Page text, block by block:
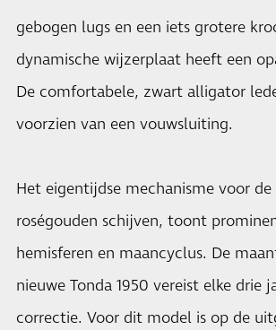
gebogen lugs en een iets grotere
dynamische wijzerplaat heeft een
De comfortabele, zwart alligator
voorzien van een vouwsluiting.
Het eigentijdse mechanisme voor
roségouden schijven, toont
hemisferen en maancyclus. De
nieuwe Tonda 1950 vereist elke drie
correctie. Voor dit model is op de